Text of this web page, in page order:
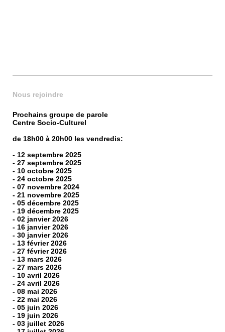
Nous rejoindre
Prochains groupe de parole
Centre Socio-Culturel
de 18h00 à 20h00 les vendredis:
- 12 septembre 2025
- 27 septembre 2025
- 10 octobre 2025
- 24 octobre 2025
- 07 novembre 2024
- 21 novembre 2025
- 05 décembre 2025
- 19 décembre 2025
- 02 janvier 2026
- 16 janvier 2026
- 30 janvier 2026
- 13 février 2026
- 27 février 2026
- 13 mars 2026
- 27 mars 2026
- 10 avril 2026
- 24 avril 2026
- 08 mai 2026
- 22 mai 2026
- 05 juin 2026
- 19 juin 2026
- 03 juillet 2026